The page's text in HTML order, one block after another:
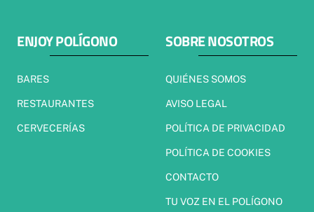
ENJOY POLÍGONO
BARES
RESTAURANTES
CERVECERÍAS
SOBRE NOSOTROS
QUIÉNES SOMOS
AVISO LEGAL
POLÍTICA DE PRIVACIDAD
POLÍTICA DE COOKIES
CONTACTO
TU VOZ EN EL POLÍGONO